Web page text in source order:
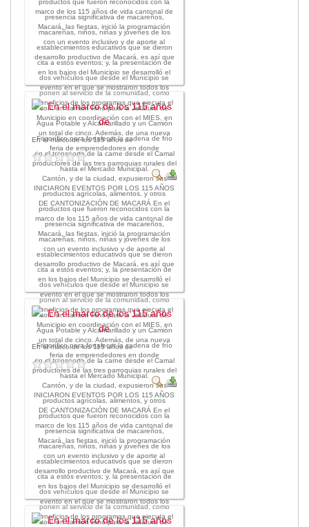
productos que fueron reconocidos con la
presencia significativa de macareños,
macareñas, niños, niñas y jóvenes de los
establecimientos educativos que se dieron
cita a estos eventos; y, la presentación de
dos vehículos que desde el Municipio se
ponen al servicio de la comunidad, como
son: un camión Hino para la Jefatura de
Agua Potable y Alcantarillado y un Camión
Frigorífico para fortalecer la cadena de frío
en el transporte de la carne desde el Camal
hasta el Mercado Municipal.
marco de los 115 años de vida cantonal de
Macará, las fiestas, inició la programación
con un evento inclusivo y de aporte al
desarrollo productivo de Macará, es así que
en los bajos del Municipio se desarrolló el
evento en el que se mostraron todos los
beneficios de los programas que ejecuta el
Municipio en coordinación con el MIES, en
un total de cinco. Además, de una nueva
feria de emprendedores en donde
productores de las tres parroquias rurales del
Cantón, y de la ciudad, expusieron sus
productos agrícolas, alimentos, y otros
productos que fueron reconocidos con la
presencia significativa de macareños,
macareñas, niños, niñas y jóvenes de los
establecimientos educativos que se dieron
cita a estos eventos; y, la presentación de
dos vehículos que desde el Municipio se
ponen al servicio de la comunidad, como
son: un camión Hino para la Jefatura de
Agua Potable y Alcantarillado y un Camión
Frigorífico para fortalecer la cadena de frío
en el transporte de la carne desde el Camal
hasta el Mercado Municipal.
En el marco de los 115 años de
INICIARON EVENTOS POR LOS 115 AÑOS
DE CANTONIZACIÓN DE MACARÁ En el
marco de los 115 años de vida cantonal de
Macará, las fiestas, inició la programación
con un evento inclusivo y de aporte al
desarrollo productivo de Macará, es así que
en los bajos del Municipio se desarrolló el
evento en el que se mostraron todos los
beneficios de los programas que ejecuta el
Municipio en coordinación con el MIES, en
un total de cinco. Además, de una nueva
feria de emprendedores en donde
productores de las tres parroquias rurales del
Cantón, y de la ciudad, expusieron sus
productos agrícolas, alimentos, y otros
productos que fueron reconocidos con la
presencia significativa de macareños,
macareñas, niños, niñas y jóvenes de los
establecimientos educativos que se dieron
cita a estos eventos; y, la presentación de
dos vehículos que desde el Municipio se
ponen al servicio de la comunidad, como
son: un camión Hino para la Jefatura de
En el marco de los 115 años de
INICIARON EVENTOS POR LOS 115 AÑOS
DE CANTONIZACIÓN DE MACARÁ En el
marco de los 115 años de vida cantonal de
Macará, las fiestas, inició la programación
con un evento inclusivo y de aporte al
desarrollo productivo de Macará, es así que
en los bajos del Municipio se desarrolló el
evento en el que se mostraron todos los
beneficios de los programas que ejecuta el